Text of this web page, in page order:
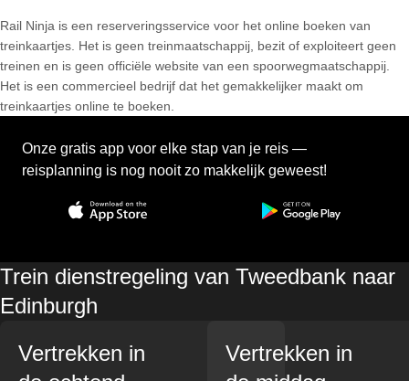
Rail Ninja is een reserveringsservice voor het online boeken van
treinkaartjes. Het is geen treinmaatschappij, bezit of exploiteert geen
treinen en is geen officiële website van een spoorwegmaatschappij.
Het is een commercieel bedrijf dat het gemakkelijker maakt om
treinkaartjes online te boeken.
Onze gratis app voor elke stap van je reis —
reisplanning is nog nooit zo makkelijk geweest!
Trein dienstregeling van Tweedbank naar
Edinburgh
Vertrekken in
Vertrekken in